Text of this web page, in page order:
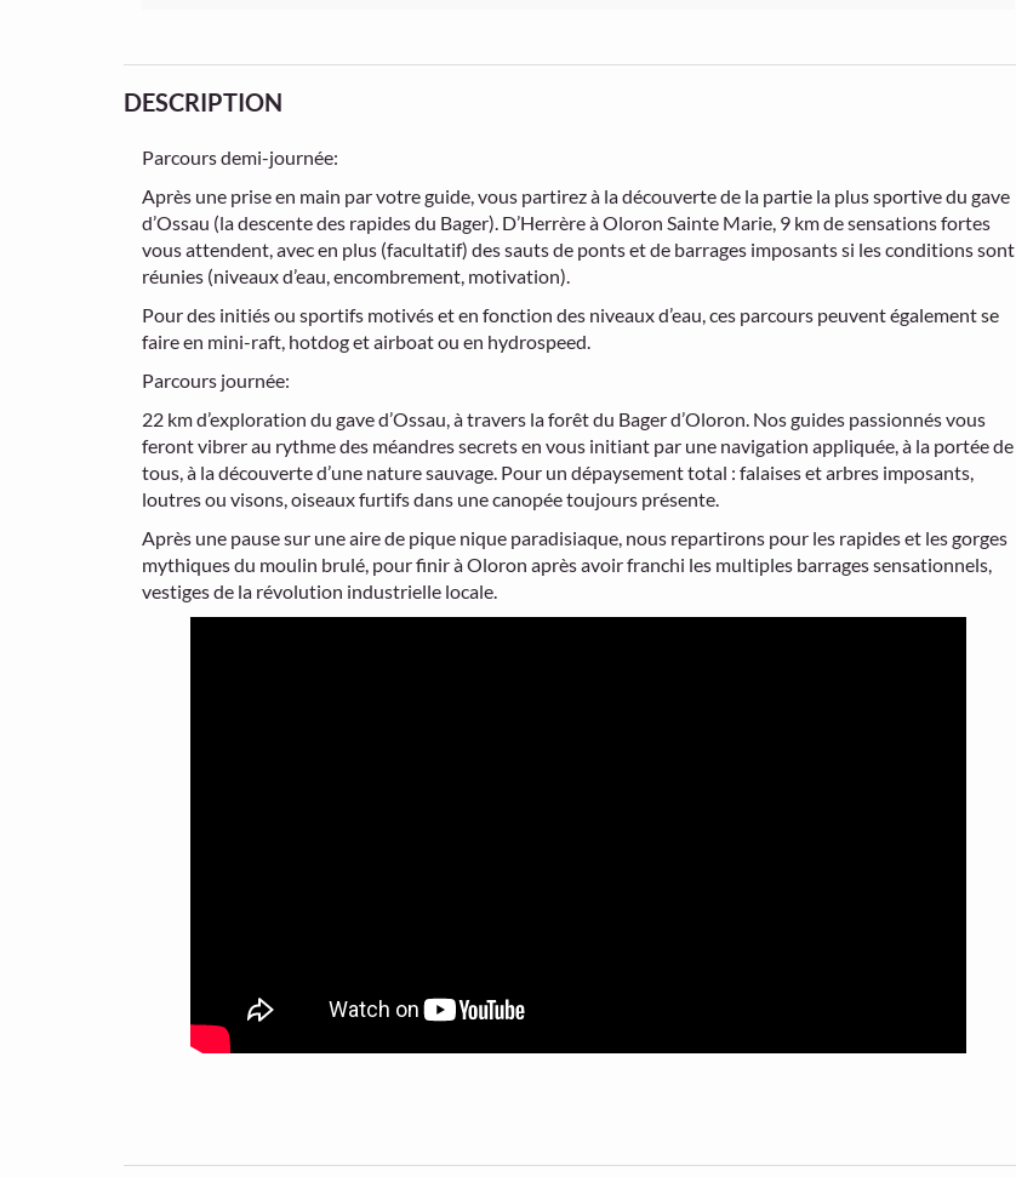
DESCRIPTION
Parcours demi-journée:
Après une prise en main par votre guide, vous partirez à la découverte de la partie la plus sportive du gave
d’Ossau (la descente des rapides du Bager). D’Herrère à Oloron Sainte Marie, 9 km de sensations fortes
vous attendent, avec en plus (facultatif) des sauts de ponts et de barrages imposants si les conditions sont
réunies (niveaux d’eau, encombrement, motivation).
Pour des initiés ou sportifs motivés et en fonction des niveaux d’eau, ces parcours peuvent également se
faire en mini-raft, hotdog et airboat ou en hydrospeed.
Parcours journée:
22 km d’exploration du gave d’Ossau, à travers la forêt du Bager d’Oloron. Nos guides passionnés vous
feront vibrer au rythme des méandres secrets en vous initiant par une navigation appliquée, à la portée de
tous, à la découverte d’une nature sauvage. Pour un dépaysement total : falaises et arbres imposants,
loutres ou visons, oiseaux furtifs dans une canopée toujours présente.
Après une pause sur une aire de pique nique paradisiaque, nous repartirons pour les rapides et les gorges
mythiques du moulin brulé, pour finir à Oloron après avoir franchi les multiples barrages sensationnels,
vestiges de la révolution industrielle locale.